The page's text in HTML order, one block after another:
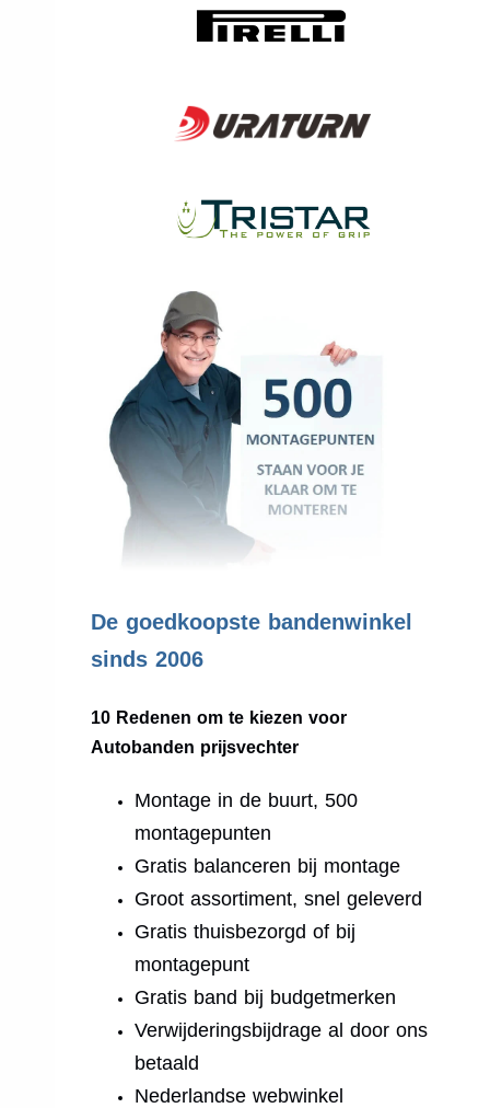
De goedkoopste bandenwinkel
sinds 2006
10 Redenen om te kiezen voor
Autobanden prijsvechter
Montage in de buurt, 500
montagepunten
Gratis balanceren bij montage
Groot assortiment, snel geleverd
Gratis thuisbezorgd of bij
montagepunt
Gratis band bij budgetmerken
Verwijderingsbijdrage al door ons
betaald
Nederlandse webwinkel